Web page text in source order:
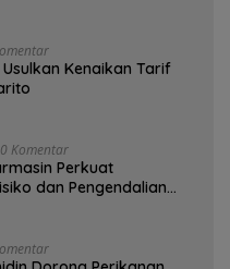
Kenaikan Tarif
0 Komentar
Perkuat
dan Pengendalian